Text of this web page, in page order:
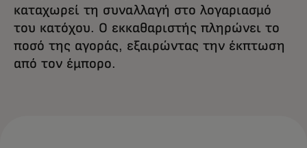
καταχωρεί τη συναλλαγή στο λογαριασμό
του κατόχου. Ο εκκαθαριστής πληρώνει το
ποσό της αγοράς, εξαιρώντας την έκπτωση
από τον έμπορο.